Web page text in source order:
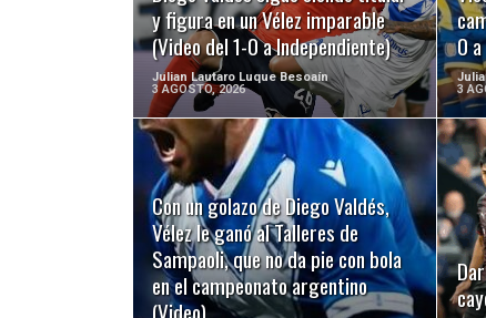
y figura en un Vélez imparable
(Video del 1-0 a Independiente)
Julian Lautaro Luque Besoaín
3 AGOSTO, 2026
0
3
Con un golazo de Diego Valdés,
Vélez le ganó al Talleres de
Sampaoli, que no da pie con bola
en el campeonato argentino
LEER MÁS